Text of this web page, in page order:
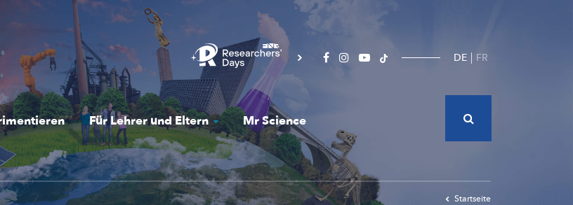
DE FR
Für Lehrer und Eltern Mr Science
Startseite